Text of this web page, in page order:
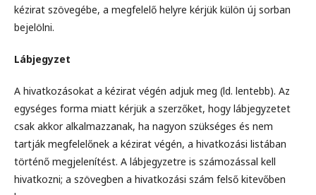
kézirat szövegébe, a megfelelő helyre kérjük külön új sorban
bejelölni.
Lábjegyzet
A hivatkozásokat a kézirat végén adjuk meg (ld. lentebb). Az
egységes forma miatt kérjük a szerzőket, hogy lábjegyzetet
csak akkor alkalmazzanak, ha nagyon szükséges és nem
tartják megfelelőnek a kézirat végén, a hivatkozási listában
történő megjelenítést. A lábjegyzetre is számozással kell
hivatkozni; a szövegben a hivatkozási szám felső kitevőben